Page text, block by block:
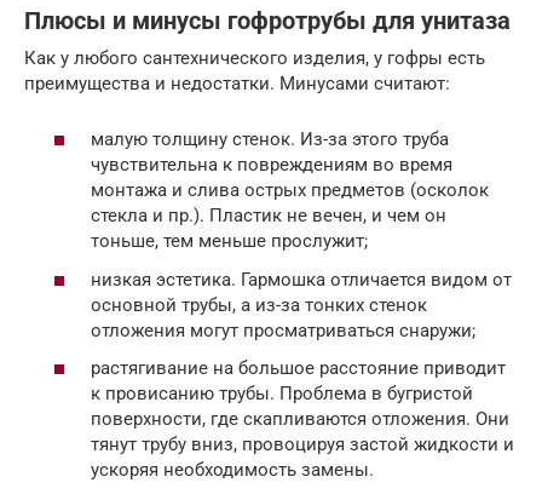
Плюсы и минусы гофротрубы для унитаза
Как у любого сантехнического изделия, у гофры есть
преимущества и недостатки. Минусами считают:
малую толщину стенок. Из-за этого труба
чувствительна к повреждениям во время
монтажа и слива острых предметов (осколок
стекла и пр.). Пластик не вечен, и чем он
тоньше, тем меньше прослужит;
низкая эстетика. Гармошка отличается видом от
основной трубы, а из-за тонких стенок
отложения могут просматриваться снаружи;
растягивание на большое расстояние приводит
к провисанию трубы. Проблема в бугристой
поверхности, где скапливаются отложения. Они
тянут трубу вниз, провоцируя застой жидкости и
ускоряя необходимость замены.